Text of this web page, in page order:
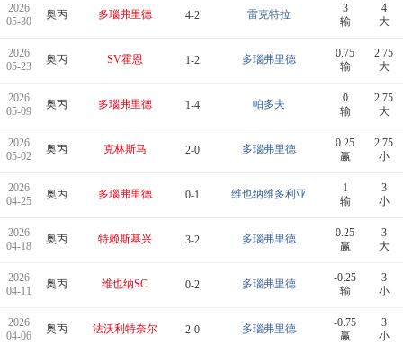
2026
05-30
奥丙 多瑙弗里德 4-2 雷克特拉
3
输
4
大
2026
05-23
奥丙 SV霍恩 1-2 多瑙弗里德
0.75
输
2.75
大
2026
05-09
奥丙 多瑙弗里德 1-4 帕多夫
0
输
2.75
大
2026
05-02
奥丙 克林斯马 2-0 多瑙弗里德
0.25
赢
2.75
小
2026
04-25
奥丙 多瑙弗里德 0-1 维也纳维多利亚
1
输
3
小
2026
04-18
奥丙 特赖斯基兴 3-2 多瑙弗里德
0.25
赢
3
大
2026
04-11
奥丙 维也纳SC 0-2 多瑙弗里德
-0.25
输
3
小
2026
04-06
奥丙 法沃利特奈尔 2-0 多瑙弗里德
-0.75
赢
3
小